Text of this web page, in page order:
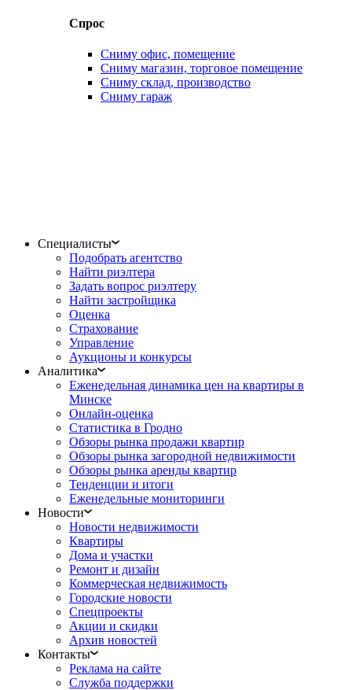
Спрос
Сниму офис, помещение
Сниму магазин, торговое помещение
Сниму склад, производство
Сниму гараж
Специалисты
Подобрать агентство
Найти риэлтера
Задать вопрос риэлтеру
Найти застройщика
Оценка
Страхование
Управление
Аукционы и конкурсы
Аналитика
Еженедельная динамика цен на квартиры в
Минске
Онлайн-оценка
Статистика в Гродно
Обзоры рынка продажи квартир
Обзоры рынка загородной недвижимости
Обзоры рынка аренды квартир
Тенденции и итоги
Еженедельные мониторинги
Новости
Новости недвижимости
Квартиры
Дома и участки
Ремонт и дизайн
Коммерческая недвижимость
Городские новости
Спецпроекты
Акции и скидки
Архив новостей
Контакты
Реклама на сайте
Служба поддержки